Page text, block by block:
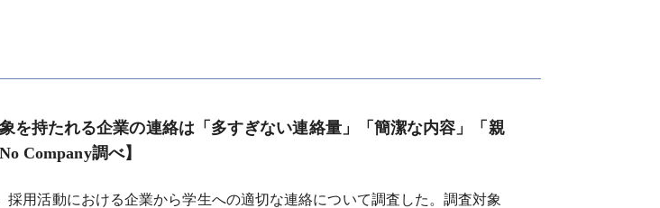
を持たれる企業の連絡は「多すぎない連絡量」「簡潔な内容」「親
Company調べ】
採用活動における企業から学生への適切な連絡について調査した。調査対象